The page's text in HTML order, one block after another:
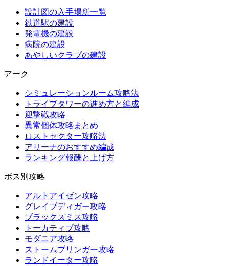
設計図の入手場所一覧
鉄道駅の建設
発電機の建設
病院の建設
あやしいクラブの建設
アーク
シミュレーションルーム攻略法
トライブタワーの進め方と編成
迎撃戦攻略
異常個体攻略まとめ
ロストセクター攻略法
アリーナのおすすめ編成
ランキング報酬と上げ方
ボス別攻略
アルトアイゼン攻略
グレイブディガー攻略
ブラックスミス攻略
トーカティブ攻略
モダニア攻略
ストームブリンガー攻略
ランドイーター攻略